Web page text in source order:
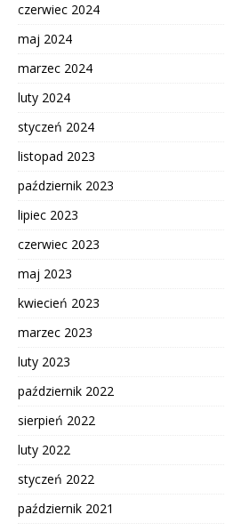
czerwiec 2024
maj 2024
marzec 2024
luty 2024
styczeń 2024
listopad 2023
październik 2023
lipiec 2023
czerwiec 2023
maj 2023
kwiecień 2023
marzec 2023
luty 2023
październik 2022
sierpień 2022
luty 2022
styczeń 2022
październik 2021